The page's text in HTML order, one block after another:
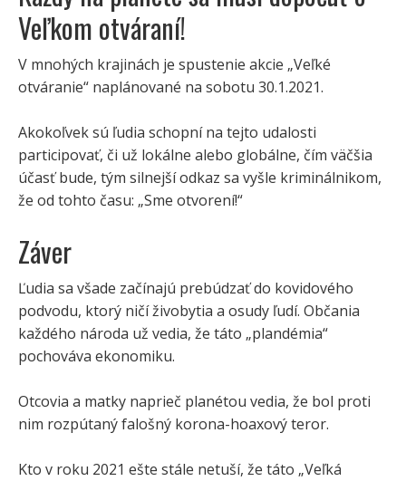
Veľkom otváraní!
V mnohých krajinách je spustenie akcie „Veľké
otváranie“ naplánované na sobotu 30.1.2021.
Akokoľvek sú ľudia schopní na tejto udalosti
participovať, či už lokálne alebo globálne, čím väčšia
účasť bude, tým silnejší odkaz sa vyšle kriminálnikom,
že od tohto času: „Sme otvorení!“
Záver
Ľudia sa všade začínajú prebúdzať do kovidového
podvodu, ktorý ničí živobytia a osudy ľudí. Občania
každého národa už vedia, že táto „plandémia“
pochováva ekonomiku.
Otcovia a matky naprieč planétou vedia, že bol proti
nim rozpútaný falošný korona-hoaxový teror.
Kto v roku 2021 ešte stále netuší, že táto „Veľká